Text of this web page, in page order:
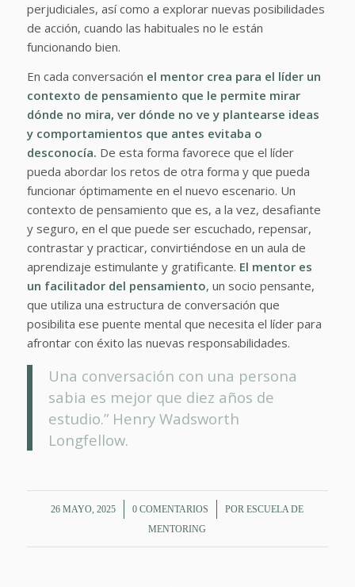
perjudiciales, así como a explorar nuevas posibilidades
de acción, cuando las habituales no le están
funcionando bien.
En cada conversación el mentor crea para el líder un
contexto de pensamiento que le permite mirar
dónde no mira, ver dónde no ve y plantearse ideas
y comportamientos que antes evitaba o
desconocía. De esta forma favorece que el líder
pueda abordar los retos de otra forma y que pueda
funcionar óptimamente en el nuevo escenario. Un
contexto de pensamiento que es, a la vez, desafiante
y seguro, en el que puede ser escuchado, repensar,
contrastar y practicar, convirtiéndose en un aula de
aprendizaje estimulante y gratificante. El mentor es
un facilitador del pensamiento, un socio pensante,
que utiliza una estructura de conversación que
posibilita ese puente mental que necesita el líder para
afrontar con éxito las nuevas responsabilidades.
Una conversación con una persona
sabia es mejor que diez años de
estudio.” Henry Wadsworth
Longfellow.
26 MAYO, 2025
/ 0 COMENTARIOS
/ PORESCUELA DE
MENTORING